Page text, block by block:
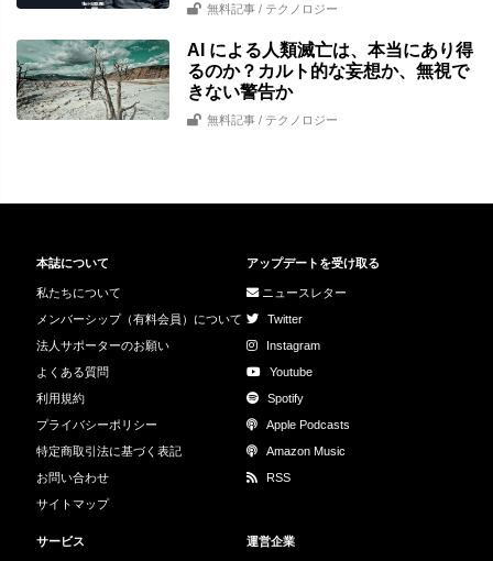
無料記事 / テクノロジー
AI による人類滅亡は、本当にあり得
るのか？カルト的な妄想か、無視で
きない警告か
無料記事 / テクノロジー
本誌について
私たちについて
メンバーシップ（有料会員）について
法人サポーターのお願い
よくある質問
利用規約
プライバシーポリシー
特定商取引法に基づく表記
お問い合わせ
サイトマップ
アップデートを受け取る
ニュースレター
Twitter
Instagram
Youtube
Spotify
Apple Podcasts
Amazon Music
RSS
サービス 運営企業